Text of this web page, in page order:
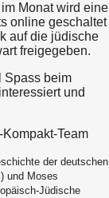
Monat wird eine
online geschaltet
auf die jüdische
freigegeben.
Spass beim
und
Kompakt-Team
der deutschen
und Moses
Jüdische